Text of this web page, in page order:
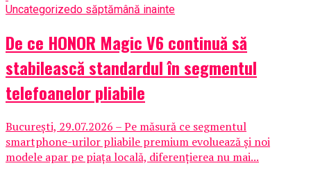
Uncategorizedo săptămână inainte
De ce HONOR Magic V6 continuă să
stabilească standardul în segmentul
telefoanelor pliabile
București, 29.07.2026 – Pe măsură ce segmentul
smartphone-urilor pliabile premium evoluează și noi
modele apar pe piața locală, diferențierea nu mai...